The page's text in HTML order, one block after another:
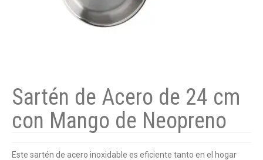
Sartén de Acero de 24 cm
con Mango de Neopreno
Este sartén de acero inoxidable es eficiente tanto en el hogar